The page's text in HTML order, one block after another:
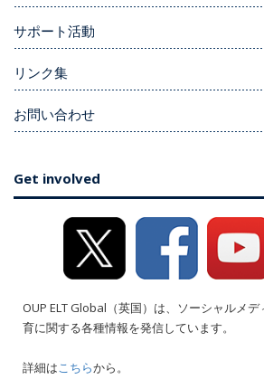
サポート活動
リンク集
お問い合わせ
Get involved
OUP ELT Global（英国）は、ソーシャルメ
育に関する各種情報を発信しています。
詳細はこちらから。